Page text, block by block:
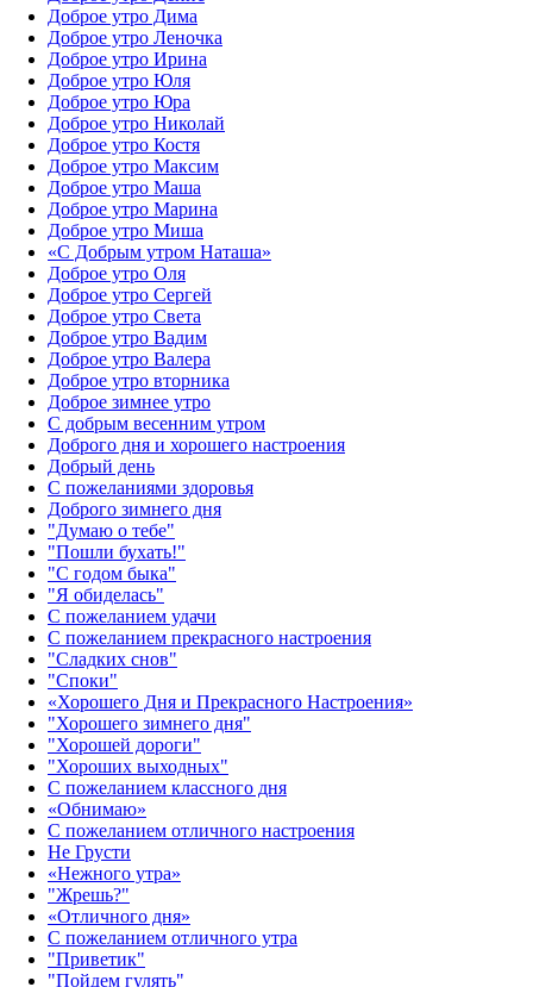
Доброе утро Дима
Доброе утро Леночка
Доброе утро Ирина
Доброе утро Юля
Доброе утро Юра
Доброе утро Николай
Доброе утро Костя
Доброе утро Максим
Доброе утро Маша
Доброе утро Марина
Доброе утро Миша
«С Добрым утром Наташа»
Доброе утро Оля
Доброе утро Сергей
Доброе утро Света
Доброе утро Вадим
Доброе утро Валера
Доброе утро вторника
Доброе зимнее утро
С добрым весенним утром
Доброго дня и хорошего настроения
Добрый день
С пожеланиями здоровья
Доброго зимнего дня
"Думаю о тебе"
"Пошли бухать!"
"С годом быка"
"Я обиделась"
С пожеланием удачи
С пожеланием прекрасного настроения
"Сладких снов"
"Споки"
«Хорошего Дня и Прекрасного Настроения»
"Хорошего зимнего дня"
"Хорошей дороги"
"Хороших выходных"
С пожеланием классного дня
«Обнимаю»
С пожеланием отличного настроения
Не Грусти
«Нежного утра»‎
"Жрешь?"
«Отличного дня»‎
С пожеланием отличного утра
"Приветик"
"Пойдем гулять"